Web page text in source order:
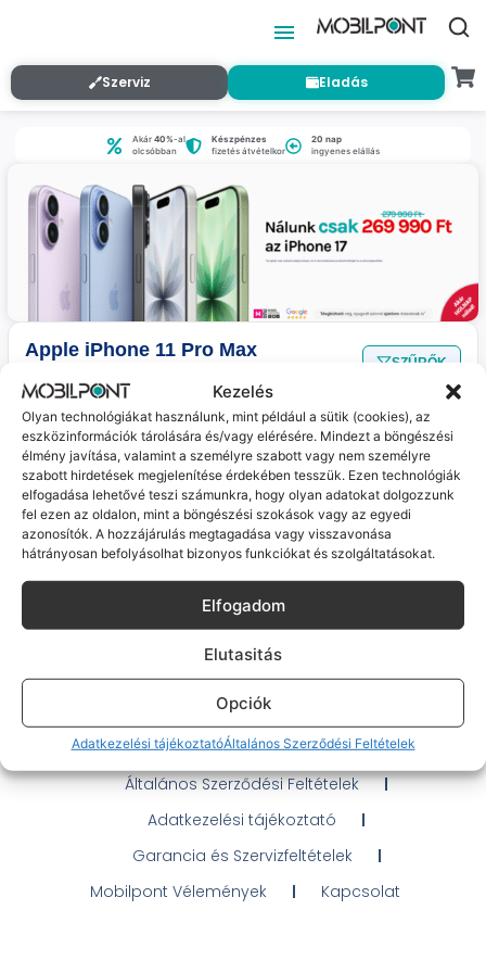
Kezelés
Olyan technológiákat használunk, mint például a sütik (cookies), az
eszközinformációk tárolására és/vagy elérésére. Mindezt a böngészési
élmény javítása, valamint a személyre szabott vagy nem személyre
szabott hirdetések megjelenítése érdekében tesszük. Ezen technológiák
elfogadása lehetővé teszi számunkra, hogy olyan adatokat dolgozzunk
fel ezen az oldalon, mint a böngészési szokások vagy az egyedi
azonosítók. A hozzájárulás megtagadása vagy visszavonása
hátrányosan befolyásolhat bizonyos funkciókat és szolgáltatásokat.
Elfogadom
Elutasitás
Opciók
Adatkezelési tájékoztatóÁltalános Szerződési Feltételek
Szerviz Eladás
Akár40%-al
olcsóbban
Készpénzes
fizetés átvételkor
20 nap
ingyenes elállás
Apple iPhone 11 Pro Max
SZŰRŐK
Jelenleg nincs ilyen termékünk :(
Gyakran Ismételt Kérdések
Probléma jelentés / Elállás
OTP Áruhitel Tájékoztató
Klarna fizetési tájékoztató
Általános Szerződési Feltételek
Adatkezelési tájékoztató
Garancia és Szervizfeltételek
Mobilpont Vélemények
Kapcsolat